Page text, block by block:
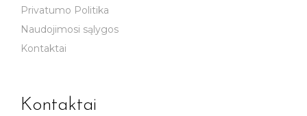
Privatumo Politika
Naudojimosi sąlygos
Kontaktai
Kontaktai